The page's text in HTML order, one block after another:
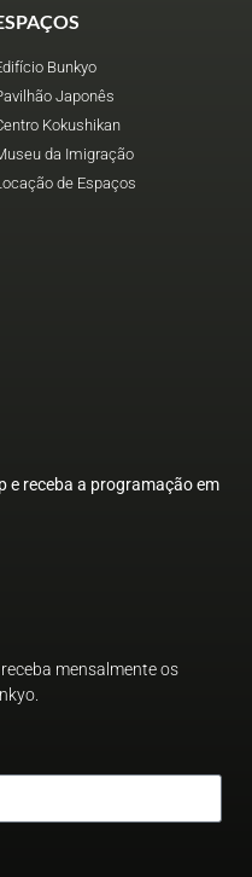
Bunkyo
Japonês
Kokushikan
da Imigração
de Espaços
e receba a programação em
mensalmente os